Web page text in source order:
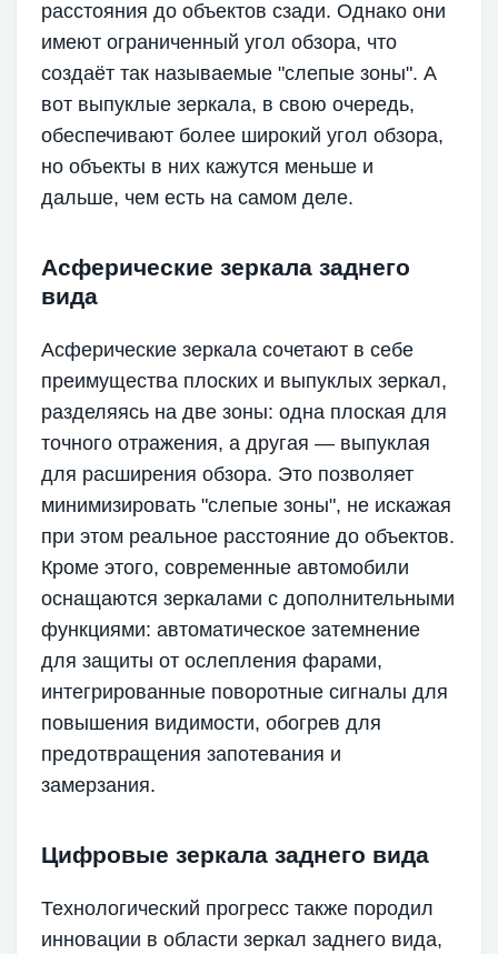
расстояния до объектов сзади. Однако они
имеют ограниченный угол обзора, что
создаёт так называемые "слепые зоны". А
вот выпуклые зеркала, в свою очередь,
обеспечивают более широкий угол обзора,
но объекты в них кажутся меньше и
дальше, чем есть на самом деле.
Асферические зеркала заднего
вида
Асферические зеркала сочетают в себе
преимущества плоских и выпуклых зеркал,
разделяясь на две зоны: одна плоская для
точного отражения, а другая — выпуклая
для расширения обзора. Это позволяет
минимизировать "слепые зоны", не искажая
при этом реальное расстояние до объектов.
Кроме этого, современные автомобили
оснащаются зеркалами с дополнительными
функциями: автоматическое затемнение
для защиты от ослепления фарами,
интегрированные поворотные сигналы для
повышения видимости, обогрев для
предотвращения запотевания и
замерзания.
Цифровые зеркала заднего вида
Технологический прогресс также породил
инновации в области зеркал заднего вида,